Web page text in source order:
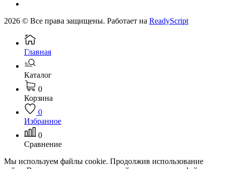
2026 © Все права защищены. Работает на ReadyScript
Главная
Каталог
0
Корзина
0
Избранное
0
Сравнение
Мы используем файлы cookie. Продолжив использование